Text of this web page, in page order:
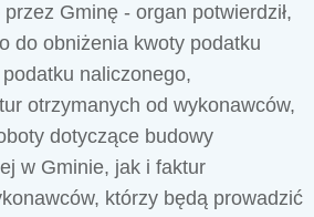
Gminę - organ potwierdził,
do obniżenia kwoty podatku
naliczonego,
otrzymanych od wykonawców,
dotyczące budowy
w Gminie, jak i faktur
którzy będą prowadzić